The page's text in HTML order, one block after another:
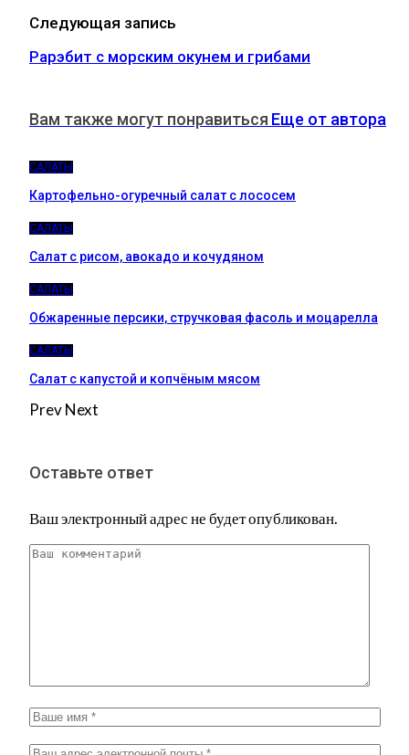
Следующая запись
Paрэбит с морским окунем и грибами
Вам также могут понравиться Еще от автора
САЛАТЫ
Картофельно-огуречный салат с лососем
САЛАТЫ
Салат с рисом, авокадо и кочудяном
САЛАТЫ
Обжаренные персики, стручковая фасоль и моцарелла
САЛАТЫ
Салат с капустой и копчёным мясом
PrevNext
Оставьте ответ
Ваш электронный адрес не будет опубликован.